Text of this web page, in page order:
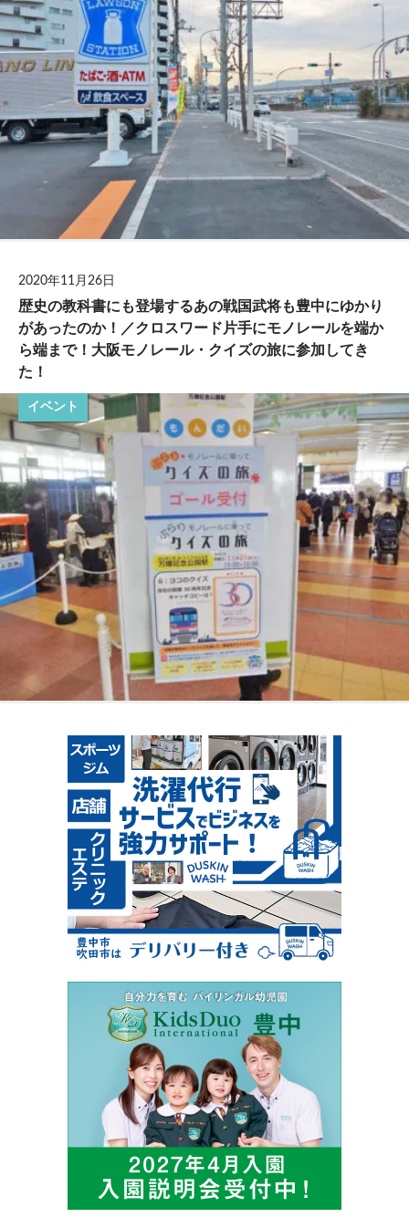
2020年11月26日
歴史の教科書にも登場するあの戦国武将も豊中にゆかり
があったのか！／クロスワード片手にモノレールを端か
ら端まで！大阪モノレール・クイズの旅に参加してき
た！
イベント